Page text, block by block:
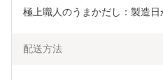
極上職人のうまかだし：製造日
配送方法